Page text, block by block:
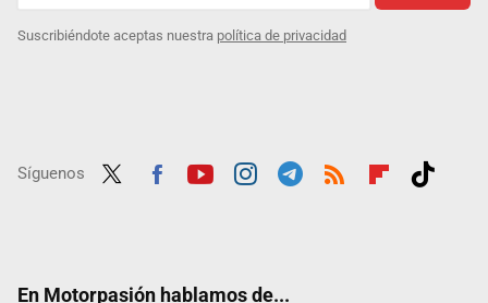
Suscribiéndote aceptas nuestra política de privacidad
Síguenos
En Motorpasión hablamos de...